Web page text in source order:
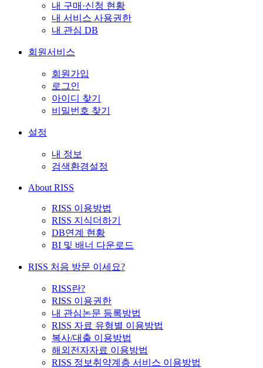
내 구매·신청 현황
내 서비스 사용권한
내 관심 DB
회원서비스
회원가입
로그인
아이디 찾기
비밀번호 찾기
설정
내 정보
검색환경설정
About RISS
RISS 이용방법
RISS 지식더하기
DB연계 현황
BI 및 배너 다운로드
RISS 처음 방문 이세요?
RISS란?
RISS 이용권한
내 관심논문 등록방법
RISS 자료 유형별 이용방법
복사/대출 이용방법
해외전자자료 이용방법
RISS 정보취약계층 서비스 이용방법